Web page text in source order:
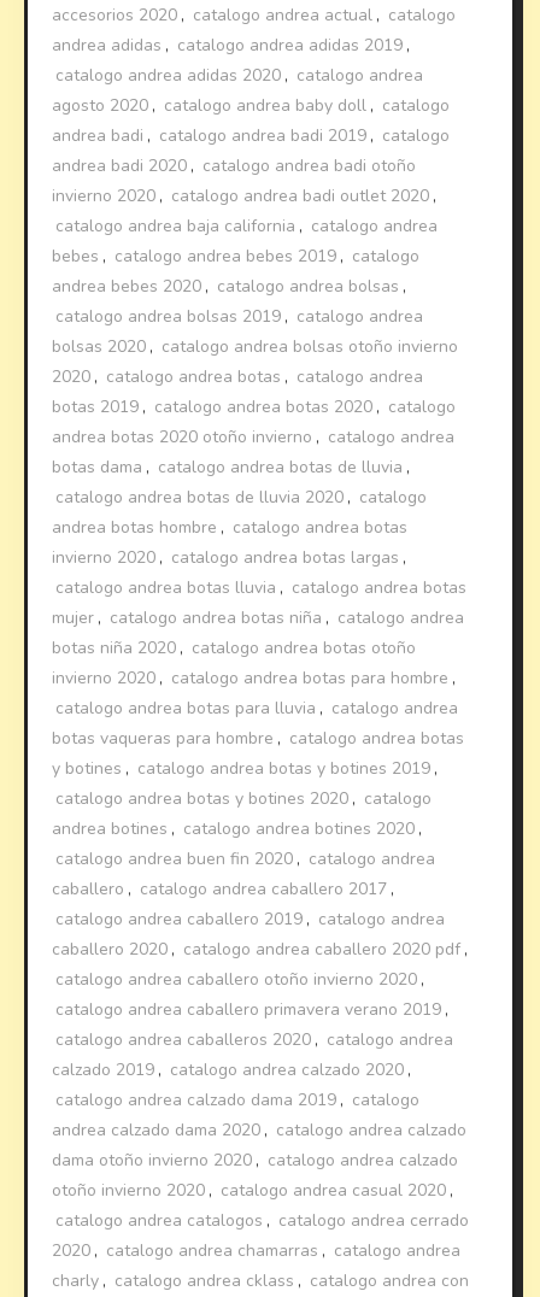
accesorios 2020 , catalogo andrea actual , catalogo
andrea adidas , catalogo andrea adidas 2019 ,
catalogo andrea adidas 2020 , catalogo andrea
agosto 2020 , catalogo andrea baby doll , catalogo
andrea badi , catalogo andrea badi 2019 , catalogo
andrea badi 2020 , catalogo andrea badi otoño
invierno 2020 , catalogo andrea badi outlet 2020 ,
catalogo andrea baja california , catalogo andrea
bebes , catalogo andrea bebes 2019 , catalogo
andrea bebes 2020 , catalogo andrea bolsas ,
catalogo andrea bolsas 2019 , catalogo andrea
bolsas 2020 , catalogo andrea bolsas otoño invierno
2020 , catalogo andrea botas , catalogo andrea
botas 2019 , catalogo andrea botas 2020 , catalogo
andrea botas 2020 otoño invierno , catalogo andrea
botas dama , catalogo andrea botas de lluvia ,
catalogo andrea botas de lluvia 2020 , catalogo
andrea botas hombre , catalogo andrea botas
invierno 2020 , catalogo andrea botas largas ,
catalogo andrea botas lluvia , catalogo andrea botas
mujer , catalogo andrea botas niña , catalogo andrea
botas niña 2020 , catalogo andrea botas otoño
invierno 2020 , catalogo andrea botas para hombre ,
catalogo andrea botas para lluvia , catalogo andrea
botas vaqueras para hombre , catalogo andrea botas
y botines , catalogo andrea botas y botines 2019 ,
catalogo andrea botas y botines 2020 , catalogo
andrea botines , catalogo andrea botines 2020 ,
catalogo andrea buen fin 2020 , catalogo andrea
caballero , catalogo andrea caballero 2017 ,
catalogo andrea caballero 2019 , catalogo andrea
caballero 2020 , catalogo andrea caballero 2020 pdf ,
catalogo andrea caballero otoño invierno 2020 ,
catalogo andrea caballero primavera verano 2019 ,
catalogo andrea caballeros 2020 , catalogo andrea
calzado 2019 , catalogo andrea calzado 2020 ,
catalogo andrea calzado dama 2019 , catalogo
andrea calzado dama 2020 , catalogo andrea calzado
dama otoño invierno 2020 , catalogo andrea calzado
otoño invierno 2020 , catalogo andrea casual 2020 ,
catalogo andrea catalogos , catalogo andrea cerrado
2020 , catalogo andrea chamarras , catalogo andrea
charly , catalogo andrea cklass , catalogo andrea con